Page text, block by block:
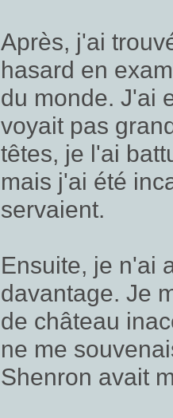
Après, j'ai
hasard en
du monde. J'ai
voyait pas
têtes, je l'ai
mais j'ai été
servaient.
Ensuite, je n'ai
davantage. Je
de château
ne me
Shenron avait